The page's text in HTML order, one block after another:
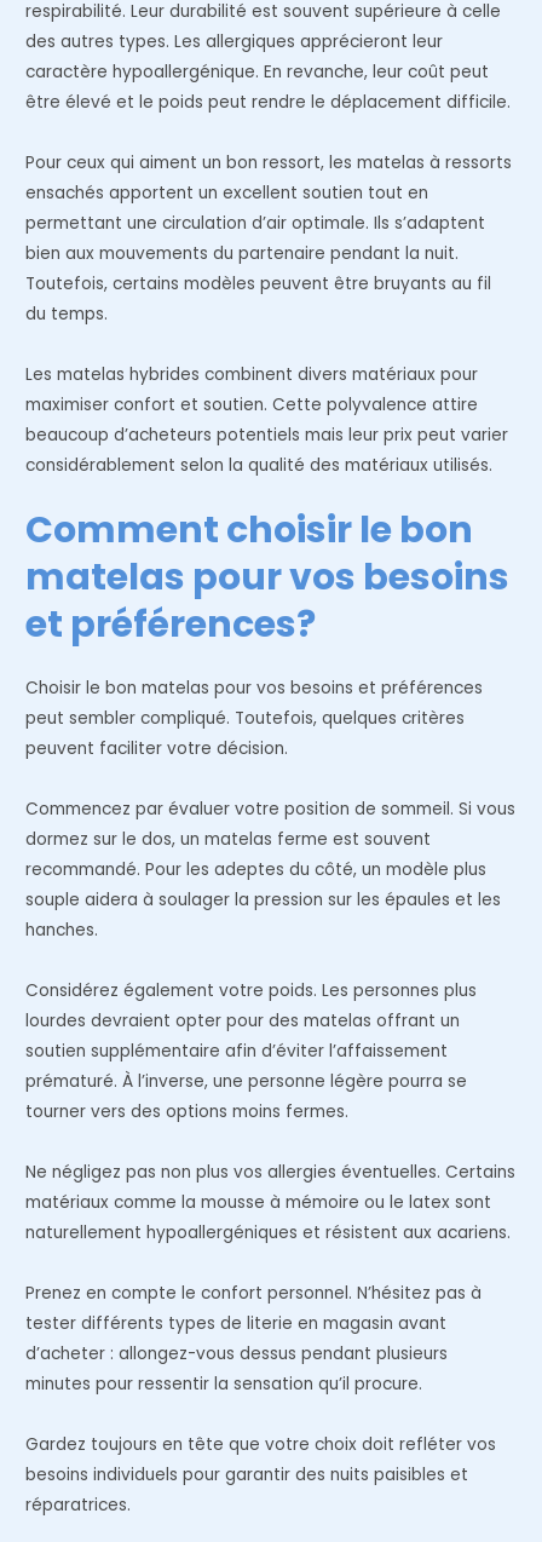
respirabilité. Leur durabilité est souvent supérieure à celle
des autres types. Les allergiques apprécieront leur
caractère hypoallergénique. En revanche, leur coût peut
être élevé et le poids peut rendre le déplacement difficile.
Pour ceux qui aiment un bon ressort, les matelas à ressorts
ensachés apportent un excellent soutien tout en
permettant une circulation d’air optimale. Ils s’adaptent
bien aux mouvements du partenaire pendant la nuit.
Toutefois, certains modèles peuvent être bruyants au fil
du temps.
Les matelas hybrides combinent divers matériaux pour
maximiser confort et soutien. Cette polyvalence attire
beaucoup d’acheteurs potentiels mais leur prix peut varier
considérablement selon la qualité des matériaux utilisés.
Comment choisir le bon
matelas pour vos besoins
et préférences?
Choisir le bon matelas pour vos besoins et préférences
peut sembler compliqué. Toutefois, quelques critères
peuvent faciliter votre décision.
Commencez par évaluer votre position de sommeil. Si vous
dormez sur le dos, un matelas ferme est souvent
recommandé. Pour les adeptes du côté, un modèle plus
souple aidera à soulager la pression sur les épaules et les
hanches.
Considérez également votre poids. Les personnes plus
lourdes devraient opter pour des matelas offrant un
soutien supplémentaire afin d’éviter l’affaissement
prématuré. À l’inverse, une personne légère pourra se
tourner vers des options moins fermes.
Ne négligez pas non plus vos allergies éventuelles. Certains
matériaux comme la mousse à mémoire ou le latex sont
naturellement hypoallergéniques et résistent aux acariens.
Prenez en compte le confort personnel. N’hésitez pas à
tester différents types de literie en magasin avant
d’acheter : allongez-vous dessus pendant plusieurs
minutes pour ressentir la sensation qu’il procure.
Gardez toujours en tête que votre choix doit refléter vos
besoins individuels pour garantir des nuits paisibles et
réparatrices.